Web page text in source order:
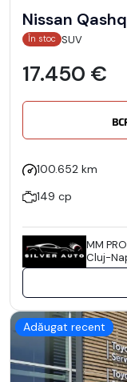
Nissan
În stoc SUV
17.450 €
100.652 km
149 cp
MM
Cluj-
Adăugat recent